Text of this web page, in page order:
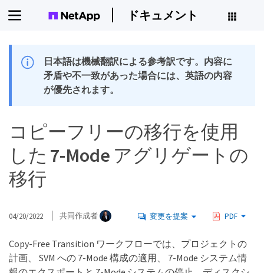
ドキュメント
日本語は機械翻訳による参考訳です。内容に
矛盾や不一致があった場合には、英語の内容
が優先されます。
コピーフリーの移行を使用
した 7-Mode アグリゲートの
移行
04/20/2022 共同作成者 変更を提案 PDF
Copy-Free Transition ワークフローでは、プロジェクトの
計画、 SVM への 7-Mode 構成の適用、 7-Mode システム情